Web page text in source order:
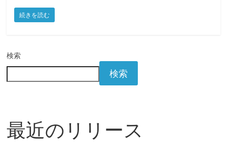
続きを読む
検索
検索
最近のリリース